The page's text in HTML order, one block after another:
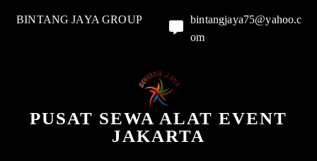
BINTANG JAYA GROUP
bintangjaya75@yahoo.c
om
PUSAT SEWA ALAT EVENT
JAKARTA